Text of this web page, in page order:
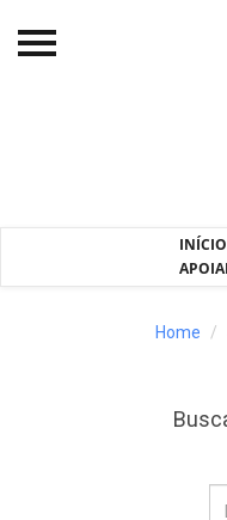
INÍCIO
Home